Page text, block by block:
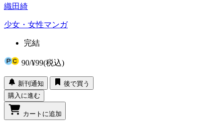
織田綺
少女・女性マンガ
完結
90/¥99(税込)
新刊通知
後で買う
購入に進む
カートに追加